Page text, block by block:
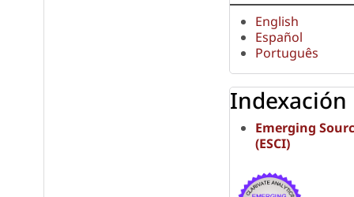
English
Español
Português
Indexación
Emerging
(ESCI)